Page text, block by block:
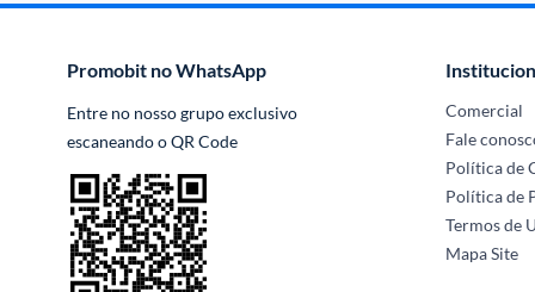
Promobit no WhatsApp
Entre no nosso grupo exclusivo
escaneando o QR Code
Comercial
Fale
Política de
Política de
Termos de
Mapa Site